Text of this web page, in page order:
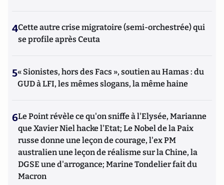
4Cette autre crise migratoire (semi-orchestrée) qui
se profile après Ceuta
5« Sionistes, hors des Facs », soutien au Hamas : du
GUD à LFI, les mêmes slogans, la même haine
6Le Point révèle ce qu'on sniffe à l'Elysée, Marianne
que Xavier Niel hacke l'Etat; Le Nobel de la Paix
russe donne une leçon de courage, l'ex PM
australien une leçon de réalisme sur la Chine, la
DGSE une d'arrogance; Marine Tondelier fait du
Macron